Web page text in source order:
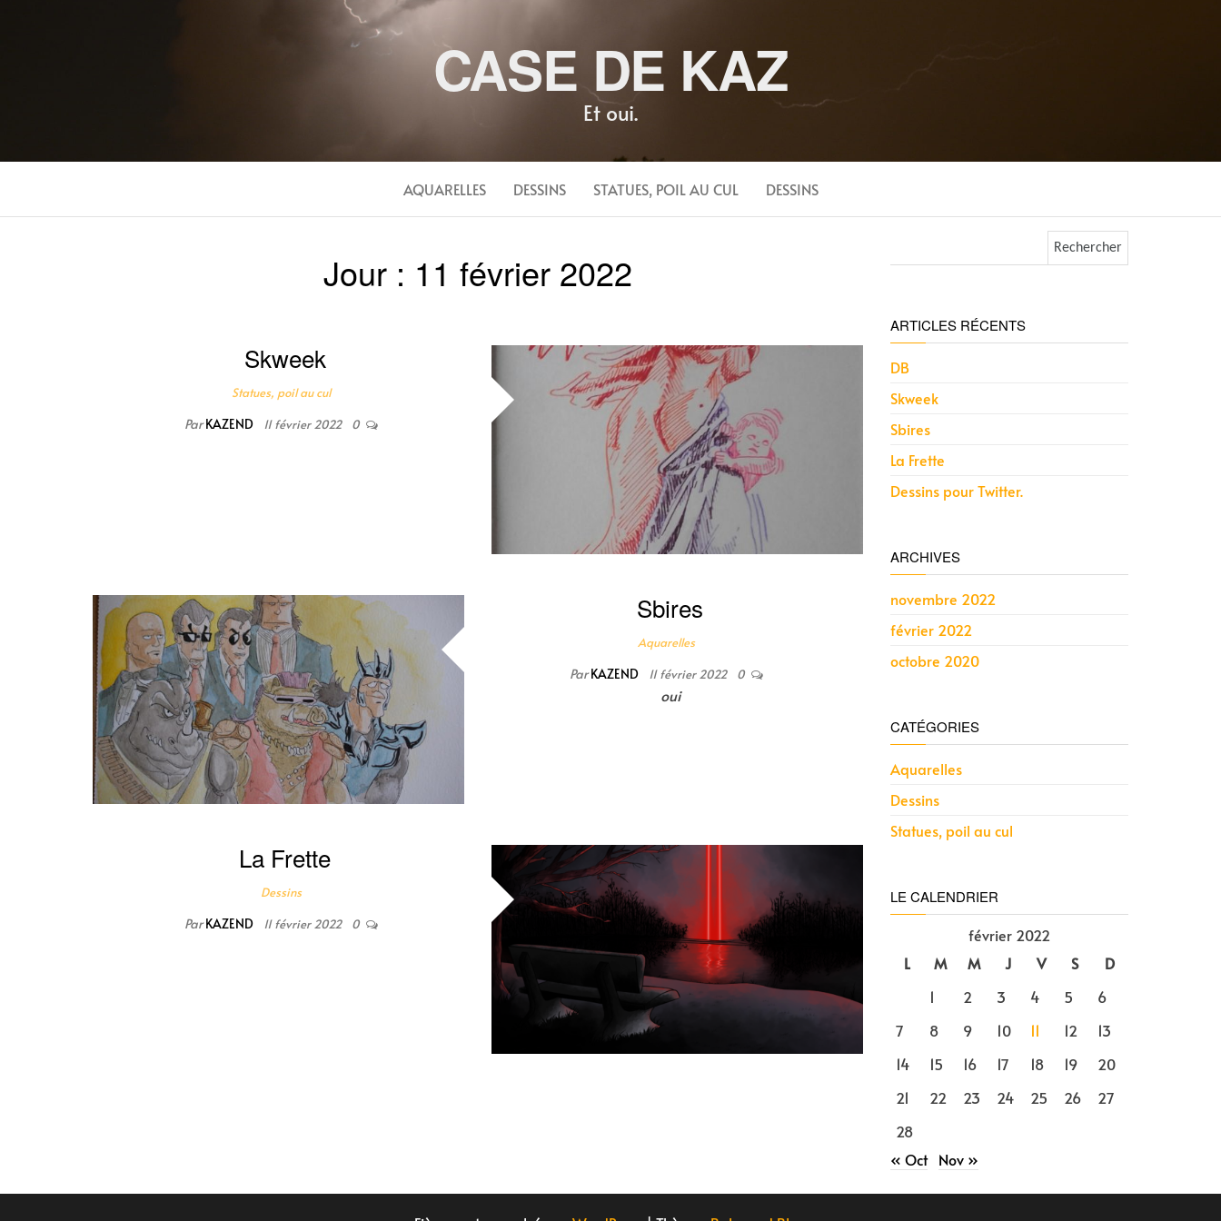
CASE DE KAZ
Et oui.
AQUARELLES DESSINS STATUES, POIL AU CUL DESSINS
Jour : 11 février 2022
Skweek
Statues, poil au cul
ParKAZEND 11 février 2022 0
Sbires
Aquarelles
ParKAZEND 11 février 2022 0
oui
La Frette
Dessins
ParKAZEND 11 février 2022 0
ARTICLES RÉCENTS
DB
Skweek
Sbires
La Frette
Dessins pour Twitter.
ARCHIVES
novembre 2022
février 2022
octobre 2020
CATÉGORIES
Aquarelles
Dessins
Statues, poil au cul
LE CALENDRIER
février 2022
L
M M J V S
D
1
2 3 4 5
6
7
8 9 10 11 12
13
14
15 16 17 18 19
20
21
22 23 24 25 26
27
28
« Oct
Nov »